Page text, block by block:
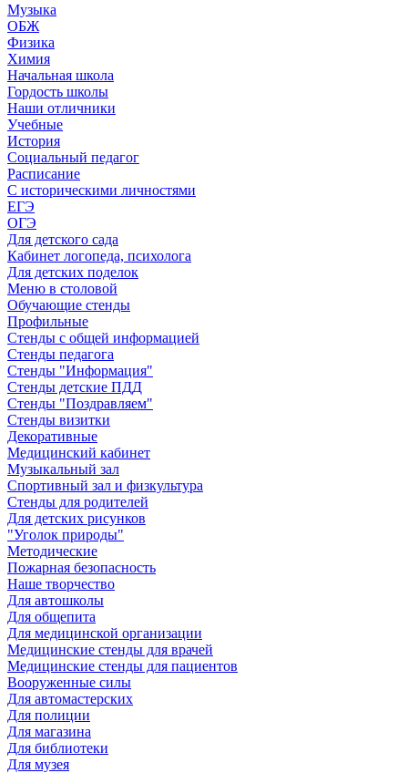
Музыка
ОБЖ
Физика
Химия
Начальная школа
Гордость школы
Наши отличники
Учебные
История
Социальный педагог
Расписание
С историческими личностями
ЕГЭ
ОГЭ
Для детского сада
Кабинет логопеда, психолога
Для детских поделок
Меню в столовой
Обучающие стенды
Профильные
Стенды с общей информацией
Стенды педагога
Стенды "Информация"
Стенды детские ПДД
Стенды "Поздравляем"
Стенды визитки
Декоративные
Медицинский кабинет
Музыкальный зал
Спортивный зал и физкультура
Стенды для родителей
Для детских рисунков
"Уголок природы"
Методические
Пожарная безопасность
Наше творчество
Для автошколы
Для общепита
Для медицинской организации
Медицинские стенды для врачей
Медицинские стенды для пациентов
Вооруженные силы
Для автомастерских
Для полиции
Для магазина
Для библиотеки
Для музея